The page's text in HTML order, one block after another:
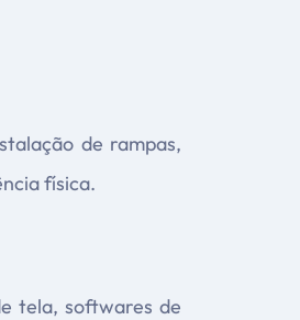
de rampas,
física.
tela, softwares de